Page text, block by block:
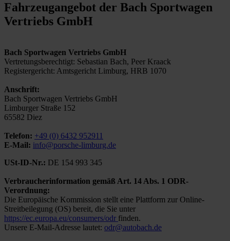
Fahrzeugangebot der Bach Sportwagen
Vertriebs GmbH
Bach Sportwagen Vertriebs GmbH
Vertretungsberechtigt: Sebastian Bach, Peer Kraack
Registergericht: Amtsgericht Limburg, HRB 1070
Anschrift:
Bach Sportwagen Vertriebs GmbH
Limburger Straße 152
65582 Diez
Telefon: +49 (0) 6432 952911
E-Mail: info@porsche-limburg.de
USt-ID-Nr.: DE 154 993 345
Verbraucherinformation gemäß Art. 14 Abs. 1 ODR-
Verordnung:
Die Europäische Kommission stellt eine Plattform zur Online-
Streitbeilegung (OS) bereit, die Sie unter
https://ec.europa.eu/consumers/odr finden.
Unsere E-Mail-Adresse lautet: odr@autobach.de